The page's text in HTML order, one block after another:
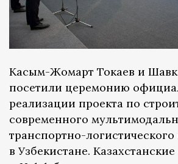
Касым-Жомарт Токаев и
посетили церемонию
реализации проекта по
современного
транспортно-логистического
в Узбекистане.